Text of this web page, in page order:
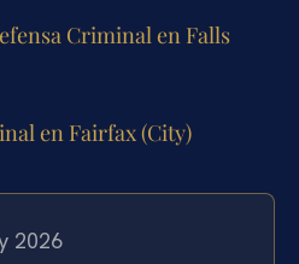
Criminal en Falls
en Fairfax (City)
2026